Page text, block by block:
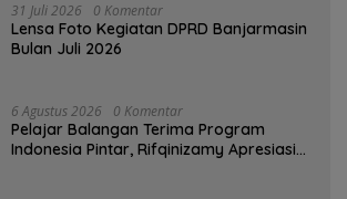
31 Juli 2026 0 Komentar
Lensa Foto Kegiatan DPRD Banjarmasin
Bulan Juli 2026
6 Agustus 2026 0 Komentar
Pelajar Balangan Terima Program
Indonesia Pintar, Rifqinizamy Apresiasi